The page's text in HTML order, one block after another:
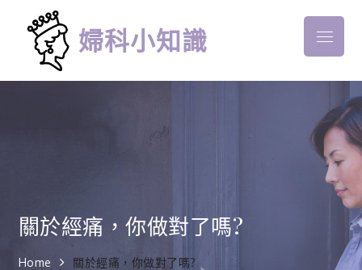
content
婦科小知識 Menu
關於經痛，你做對了嗎?
Home 關於經痛，你做對了嗎?